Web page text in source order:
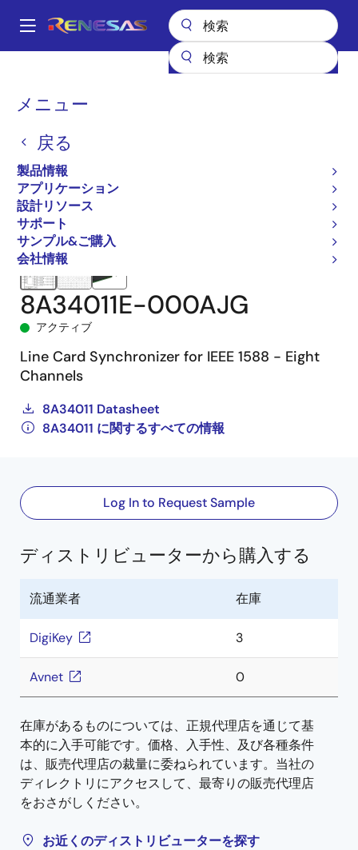
ン
Main
メニュー
戻る
製品情報
アプリケーション
設計リソース
サポート
サンプル&ご購入
会社情報
パ
く
ず
クロックとタイミング クロック生成
8A34011
8A34011E-000AJG
アクティブ
Line Card Synchronizer for IEEE 1588 - Eight
Channels
8A34011 Datasheet
8A34011 に関するすべての情報
Log In to Request Sample
ディストリビューターから購入する
流通業者 在庫
DigiKey 3
Avnet 0
在庫があるものについては、正規代理店を通じて基
本的に入手可能です。価格、入手性、及び各種条件
は、販売代理店の裁量に委ねられています。当社の
ディレクトリにアクセスして、最寄りの販売代理店
をおさがしください。
お近くのディストリビューターを探す